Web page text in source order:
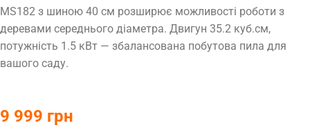
MS182 з шиною 40 см розширює можливості роботи з
деревами середнього діаметра. Двигун 35.2 куб.см,
потужність 1.5 кВт — збалансована побутова пила для
вашого саду.
9 999 грн